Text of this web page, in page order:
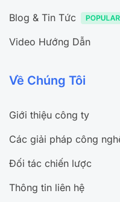
Blog & Tin Tức
Video Hướng Dẫn
Về Chúng Tôi
Giới thiệu công ty
Các giải pháp công
Đối tác chiến lược
Thông tin liên hệ